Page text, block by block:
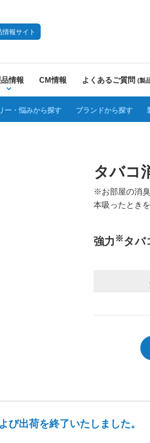
情報サイト
情報 CM情報 よくあるご質問 (製
ー・悩みから探す ブランドから探す
タバコ
※お部屋の消
本吸ったとき
強力 ※タバ
出荷を終了いたしました。